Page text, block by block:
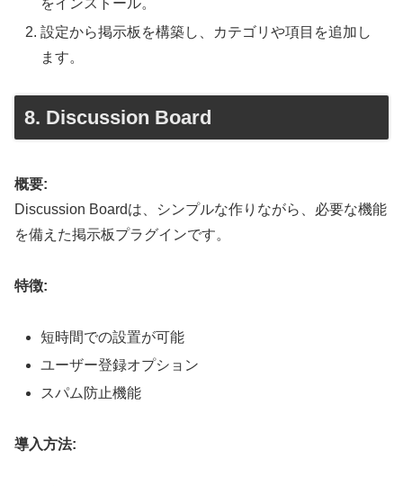
をインストール。
設定から掲示板を構築し、カテゴリや項目を追加し
ます。
8. Discussion Board
概要:
Discussion Boardは、シンプルな作りながら、必要な機能
を備えた掲示板プラグインです。
特徴:
短時間での設置が可能
ユーザー登録オプション
スパム防止機能
導入方法: